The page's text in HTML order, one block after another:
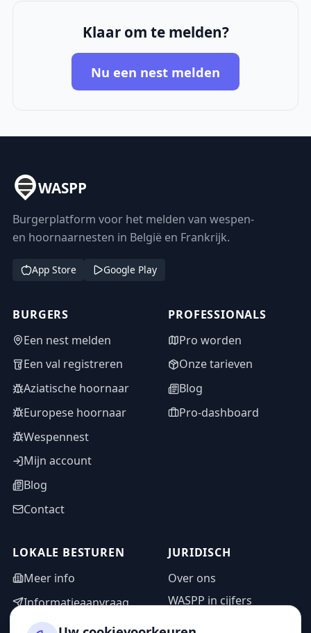
Klaar om te melden?
Nu een nest melden
WASPP
Burgerplatform voor het melden van wespen-
en hoornaarnesten in België en Frankrijk.
App Store Google Play
BURGERS
Een nest melden
Een val registreren
Aziatische hoornaar
Europese hoornaar
Wespennest
Mijn account
Blog
Contact
PROFESSIONALS
Pro worden
Onze tarieven
Blog
Pro-dashboard
LOKALE BESTUREN
Meer info
Informatieaanvraag
Adminzone
JURIDISCH
Over ons
WASPP in cijfers